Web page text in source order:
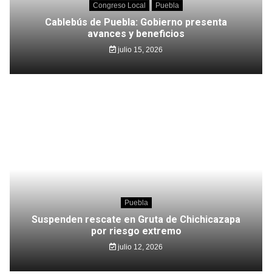
Congreso Local Puebla
Cablebús de Puebla: Gobierno presenta
avances y beneficios
julio 15, 2026
Puebla
Suspenden rescate en Gruta de Chichicazapa
por riesgo extremo
julio 12, 2026